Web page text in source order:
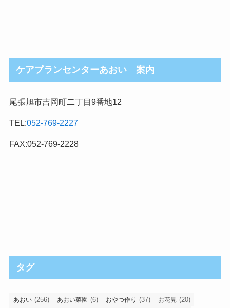
ケアプランセンターあおい 案内
尾張旭市吉岡町二丁目9番地12
TEL:052-769-2227
FAX:052-769-2228
タグ
あおい (256) あおい菜園 (6) おやつ作り (37) お花見 (20)